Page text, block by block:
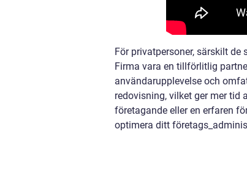
För privatpersoner, särskilt
Firma vara en tillförlitlig
användarupplevelse och
redovisning, vilket ger mer tid
företagande eller en erfaren
optimera ditt